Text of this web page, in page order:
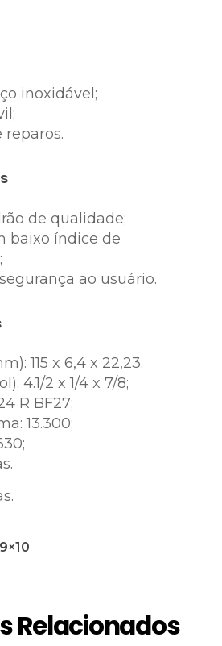
inoxidável;
reparos.
de qualidade;
baixo índice de
ao usuário.
115 x 6,4 x 22,23;
4.1/2 x 1/4 x 7/8;
R BF27;
13.300;
Relacionados